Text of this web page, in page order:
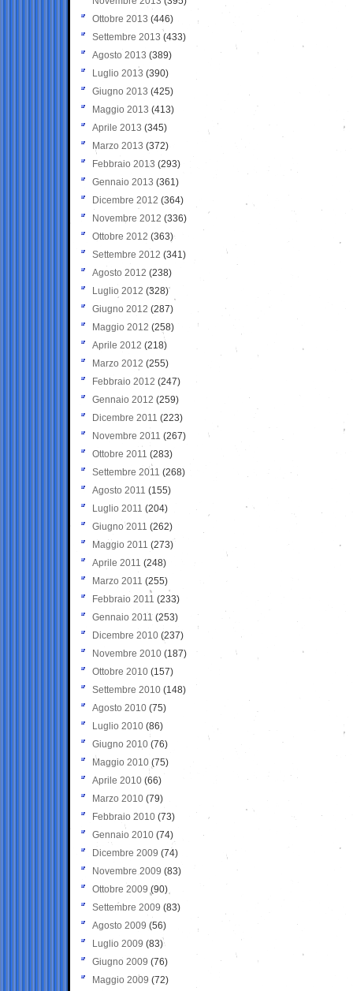
Ottobre 2013 (446)
Settembre 2013 (433)
Agosto 2013 (389)
Luglio 2013 (390)
Giugno 2013 (425)
Maggio 2013 (413)
Aprile 2013 (345)
Marzo 2013 (372)
Febbraio 2013 (293)
Gennaio 2013 (361)
Dicembre 2012 (364)
Novembre 2012 (336)
Ottobre 2012 (363)
Settembre 2012 (341)
Agosto 2012 (238)
Luglio 2012 (328)
Giugno 2012 (287)
Maggio 2012 (258)
Aprile 2012 (218)
Marzo 2012 (255)
Febbraio 2012 (247)
Gennaio 2012 (259)
Dicembre 2011 (223)
Novembre 2011 (267)
Ottobre 2011 (283)
Settembre 2011 (268)
Agosto 2011 (155)
Luglio 2011 (204)
Giugno 2011 (262)
Maggio 2011 (273)
Aprile 2011 (248)
Marzo 2011 (255)
Febbraio 2011 (233)
Gennaio 2011 (253)
Dicembre 2010 (237)
Novembre 2010 (187)
Ottobre 2010 (157)
Settembre 2010 (148)
Agosto 2010 (75)
Luglio 2010 (86)
Giugno 2010 (76)
Maggio 2010 (75)
Aprile 2010 (66)
Marzo 2010 (79)
Febbraio 2010 (73)
Gennaio 2010 (74)
Dicembre 2009 (74)
Novembre 2009 (83)
Ottobre 2009 (90)
Settembre 2009 (83)
Agosto 2009 (56)
Luglio 2009 (83)
Giugno 2009 (76)
Maggio 2009 (72)